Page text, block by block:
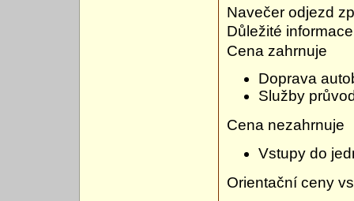
Navečer odjezd
Důležité
Cena zahrnuje
Doprava
Služby
Cena nezahrnuje
Vstupy do
Orientační ceny